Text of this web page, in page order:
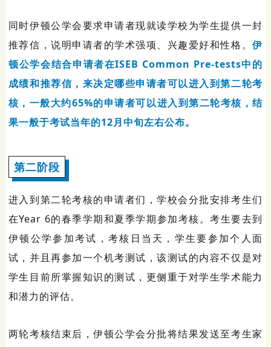
同时伊顿公学会要求申请者现就读学校为学生提供一封
推荐信，说明申请者的学术强项、兴趣爱好和性格。伊
顿公学会结合申请者在ISEB Common Pre-tests中的
成绩和推荐信，来决定哪些申请者可以进入到第二轮考
核，一般大约65%的申请者可以进入到第二轮考核，结
果一般于考试当年的12月中旬左右公布。
第二阶段
进入到第二轮考核的申请者们，学校会分批安排考生们
在Year 6的春季学期和夏季学期参加考核。考生要去到
伊顿公学参加考试，考核日当天，学生要参加个人面
试，并且再参加一个机考测试，该测试的内容不仅是对
学生目前所掌握知识的测试，更侧重于对学生学术能力
和潜力的评估。
两轮考核结束后，伊顿公学会分批将结果发送至考生家